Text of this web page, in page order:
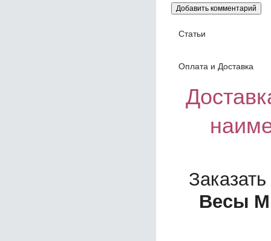
Статьи
Оплата и Доставка
Весы